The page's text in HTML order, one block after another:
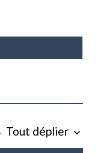
Tout déplier keyboard_arrow_down